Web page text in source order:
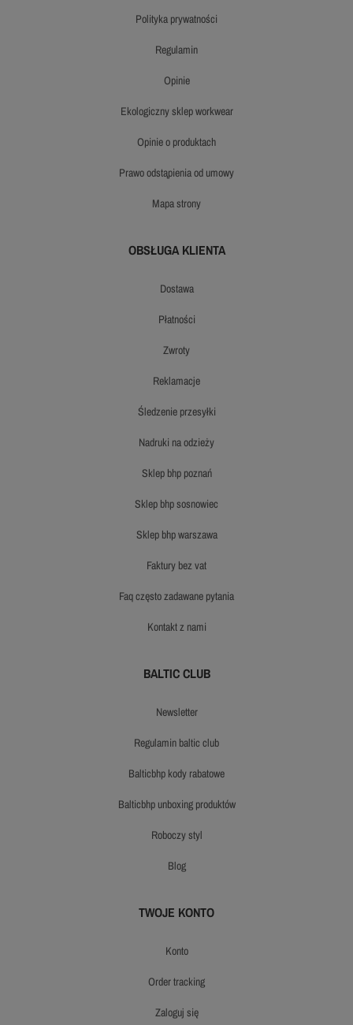
polityka prywatności
regulamin
opinie
ekologiczny sklep workwear
opinie o produktach
prawo odstąpienia od umowy
mapa strony
OBSŁUGA KLIENTA
dostawa
płatności
zwroty
reklamacje
śledzenie przesyłki
nadruki na odzieży
sklep bhp poznań
sklep bhp sosnowiec
sklep bhp warszawa
faktury bez vat
faq często zadawane pytania
kontakt z nami
BALTIC CLUB
newsletter
regulamin baltic club
balticbhp kody rabatowe
balticbhp unboxing produktów
roboczy styl
blog
TWOJE KONTO
konto
order tracking
zaloguj się